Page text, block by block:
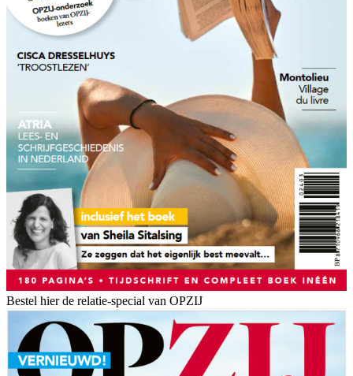
Bestel hier de relatie-special van OPZIJ